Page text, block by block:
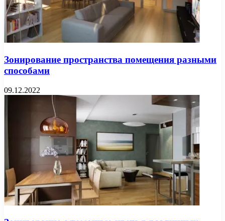
Зонирование пространства помещения разными
способами
09.12.2022